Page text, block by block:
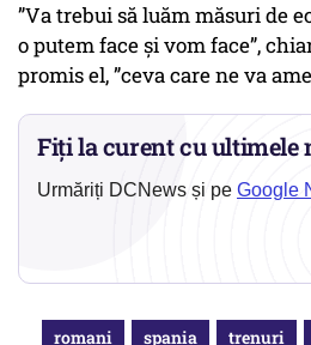
”Va trebui să luăm măsuri de
o putem face și vom face”,
promis el, ”ceva care ne va
Fiți la curent cu ultimele
Urmăriți DCNews și pe Google
romani spania trenuri